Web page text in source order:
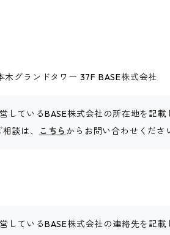
グランドタワー 37F BASE株式会社
しているBASE株式会社の所在地を記載
談は、
こちら からお問い合わせくださ
しているBASE株式会社の連絡先を記載